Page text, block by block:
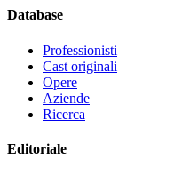
Database
Professionisti
Cast originali
Opere
Aziende
Ricerca
Editoriale